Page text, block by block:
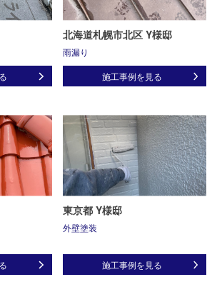
北海道札幌市北区 Y様邸
雨漏り
施工事例を見る
東京都 Y様邸
外壁塗装
施工事例を見る